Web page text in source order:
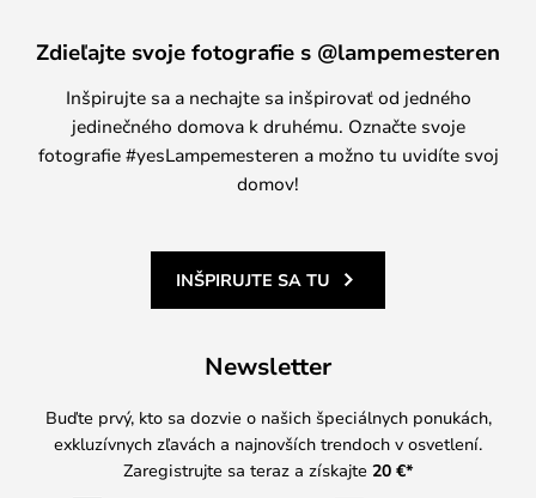
Zdieľajte svoje fotografie s @lampemesteren
Inšpirujte sa a nechajte sa inšpirovať od jedného
jedinečného domova k druhému. Označte svoje
fotografie #yesLampemesteren a možno tu uvidíte svoj
domov!
INŠPIRUJTE SA TU
Newsletter
Buďte prvý, kto sa dozvie o našich špeciálnych ponukách,
exkluzívnych zľavách a najnovších trendoch v osvetlení.
Zaregistrujte sa teraz a získajte 20 €*